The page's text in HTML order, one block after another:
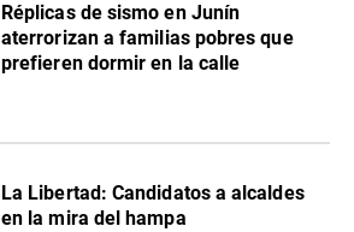
Réplicas de sismo en Junín
aterrorizan a familias pobres que
prefieren dormir en la calle
La Libertad: Candidatos a alcaldes
en la mira del hampa